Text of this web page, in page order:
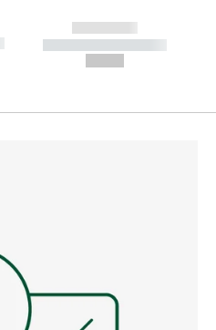
------------
----------- -----------